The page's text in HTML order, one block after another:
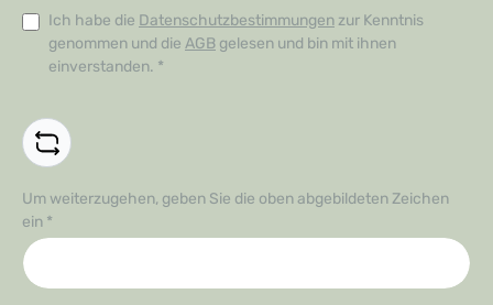
Ich habe die Datenschutzbestimmungen zur Kenntnis
genommen und die AGB gelesen und bin mit ihnen
einverstanden. *
Um weiterzugehen, geben Sie die oben abgebildeten Zeichen
ein *